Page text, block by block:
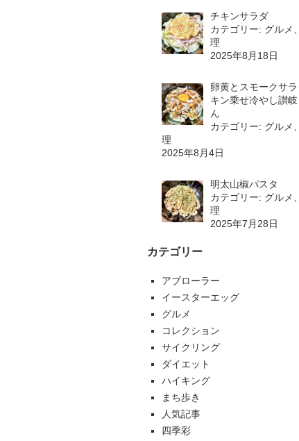
チキンサラダ
カテゴリー: グルメ
理
2025年8月18日
卵黄とスモークサ
キン乗せ冷やし讃
ん
カテゴリー: グルメ
理
2025年8月4日
明太山椒パスタ
カテゴリー: グルメ
理
2025年7月28日
カテゴリー
アブローラー
イースターエッグ
グルメ
コレクション
サイクリング
ダイエット
ハイキング
まち歩き
人気記事
四季彩